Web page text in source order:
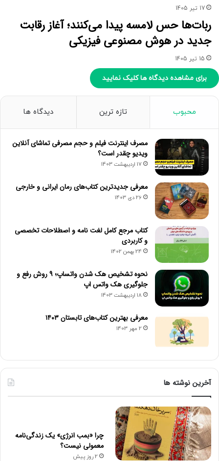
17 تیر 1405
ربات‌ها حس لامسه پیدا می‌کنند؛ آغاز رقابت
جدید در هوش مصنوعی فیزیکی
15 تیر 1405
برای مشاهده دیدگاه ها کلیک نمایید
محبوب تازه ترین دیدگاه ها
مصرف اینترنت فیلم و حجم مصرفی تماشای آنلاین
ویدیو چقدر است؟
17 اردیبهشت 1403
معرفی جدیدترین کتاب‌های رمان ایرانی و خارجی
26 دی 1403
کتاب مرجع کامل لغت نامه و اصطلاحات تخصصی
و کاربردی
24 بهمن 1402
نحوه تشخیص هک شدن واتساپ؛ 9 روش رفع و
جلوگیری هک واتس اپ
18 اردیبهشت 1403
معرفی بهترین کتاب‌های تابستان ۱۴۰۳
2 مهر 1403
آخرین نوشته ها
چرا «بمب انرژی» یک زندگی‌نامه
معمولی نیست؟
2 روز پیش